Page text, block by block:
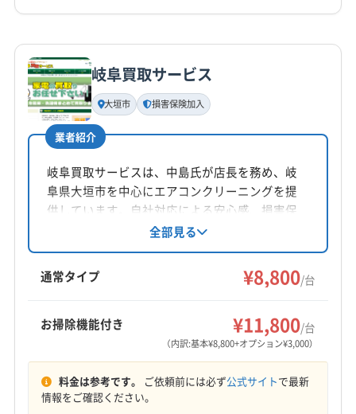
基本情報
代表者名
長野竜
所在地
愛知県名古屋市守山区小幡北102 白沢マンション1 F
対応地域
各務原市 恵那市
美濃加茂市
(愛知県) あま市
(愛知県) みよし市
(愛知県) 愛西市
(愛知県) 安城市
(愛知県) 岩倉市
(愛知県) 江南市
(愛知県) 春日井市
(愛知県) 小牧市
(愛知県) 常滑市
(愛知県) 瀬戸市
(愛知県) 清須市
(愛知県) 西春日井郡豊山町
(愛知県) 大府市
(愛知県) 丹羽郡大口町
9:00〜19:00
定休日
岐阜買取サービス
大垣市 損害保険加入
業者紹介
岐阜買取サービスは、中島氏が店長を務め、岐
阜県大垣市を中心にエアコンクリーニングを提
供しています。自社対応による安心感、損害保
険加入、大手での経験が強みです。基本料金
8800円からで、複数台割引やオプションも充
実。年中無休で9時から20時まで営業し、深夜対
応も可能です。土日祝日対応、保証付き、防カ
全部見る
通常タイプ ¥8,800/台
お掃除機能付き ¥11,800/台
（内訳:基本¥8,800+オプション¥3,000）
料金は参考です。 ご依頼前には必ず公式サイトで最新
情報をご確認ください。